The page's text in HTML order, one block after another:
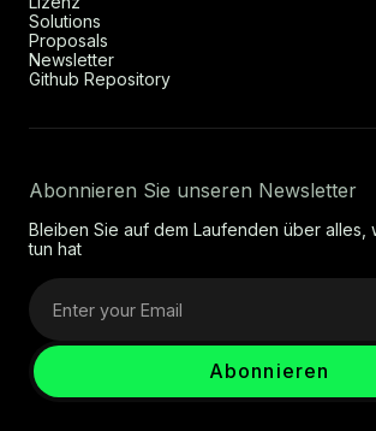
Solutions
Proposals
Newsletter
Github Repository
Abonnieren Sie unseren Newsletter
Bleiben Sie auf dem Laufenden über alles,
tun hat